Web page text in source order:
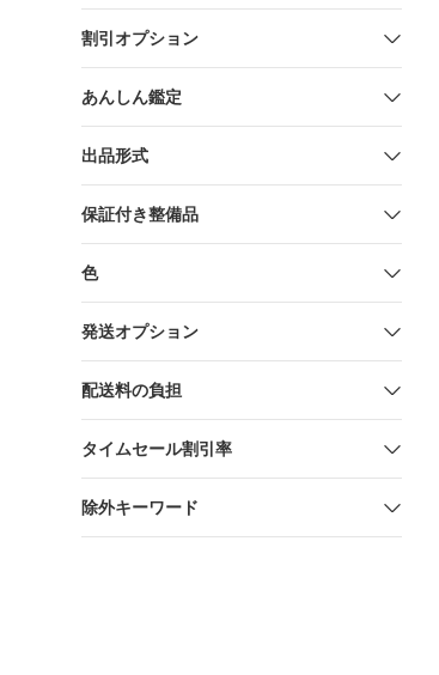
割引オプション
あんしん鑑定
出品形式
保証付き整備品
色
発送オプション
配送料の負担
タイムセール割引率
除外キーワード